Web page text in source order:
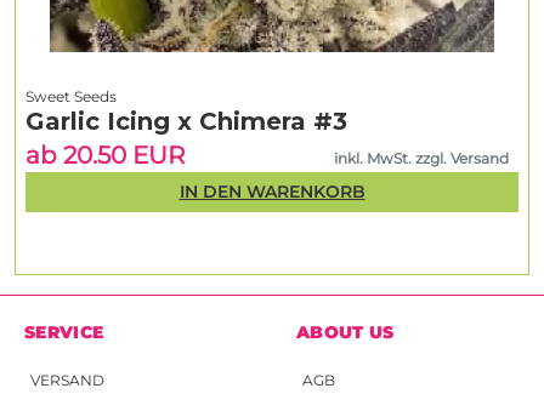
Sweet Seeds
Garlic Icing x Chimera #3
ab 20.50 EUR
inkl. MwSt. zzgl. Versand
IN DEN WARENKORB
SERVICE
VERSAND
ABOUT US
AGB